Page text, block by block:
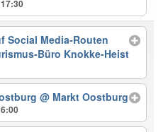
Social Media-Routen
Büro Knokke-Heist
@ Markt Oostburg